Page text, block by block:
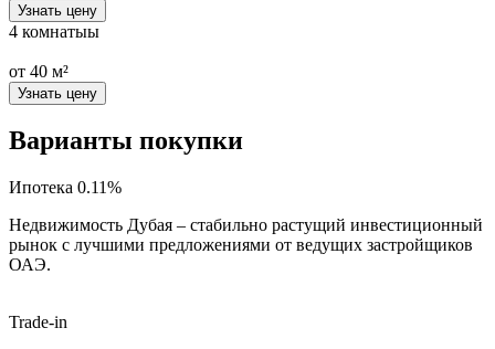
Узнать цену
4 комнатыы
от 40 м²
Узнать цену
Варианты покупки
Ипотека 0.11%
Недвижимость Дубая – стабильно растущий инвестиционный
рынок с лучшими предложениями от ведущих застройщиков
ОАЭ.
Trade-in